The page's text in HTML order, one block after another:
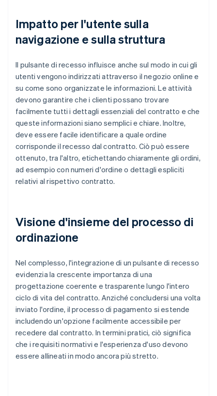
Impatto per l'utente sulla
navigazione e sulla struttura
Il pulsante di recesso influisce anche sul modo in cui gli
utenti vengono indirizzati attraverso il negozio online e
su come sono organizzate le informazioni. Le attività
devono garantire che i clienti possano trovare
facilmente tutti i dettagli essenziali del contratto e che
queste informazioni siano semplici e chiare. Inoltre,
deve essere facile identificare a quale ordine
corrisponde il recesso dal contratto. Ciò può essere
ottenuto, tra l'altro, etichettando chiaramente gli ordini,
ad esempio con numeri d'ordine o dettagli espliciti
relativi al rispettivo contratto.
Visione d'insieme del processo di
ordinazione
Nel complesso, l'integrazione di un pulsante di recesso
evidenzia la crescente importanza di una
progettazione coerente e trasparente lungo l'intero
ciclo di vita del contratto. Anziché concludersi una volta
inviato l'ordine, il processo di pagamento si estende
includendo un'opzione facilmente accessibile per
recedere dal contratto. In termini pratici, ciò significa
che i requisiti normativi e l'esperienza d'uso devono
essere allineati in modo ancora più stretto.